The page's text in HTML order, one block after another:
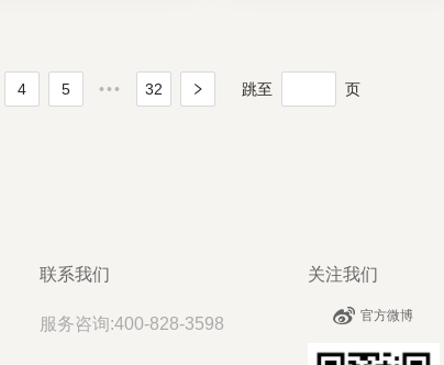
4 5 ••• 32 跳至 页
联系我们
服务咨询:400-828-3598
关注我们
官方微博